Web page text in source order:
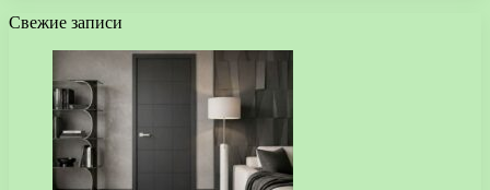
Свежие записи